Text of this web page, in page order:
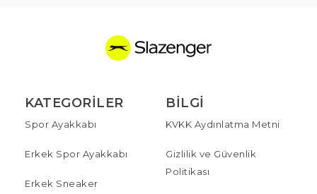
KATEGORILER
Spor Ayakkabı
Erkek Spor Ayakkabı
Erkek Sneaker
BILGI
KVKK Aydınlatma Metni
Gizlilik ve Güvenlik
Politikası